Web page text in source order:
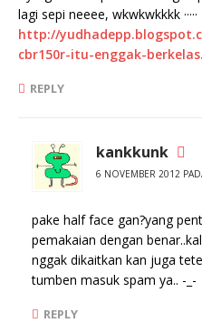
lagi sepi neeee, wkwkwkkkk ·····
http://
cbr150r-itu-enggak-
REPLY
kankkunk
6 NOVEMBER 2012
pake half face gan?yang
pemakaian dengan
nggak dikaitkan kan juga
tumben masuk spam ya.. -_-
REPLY